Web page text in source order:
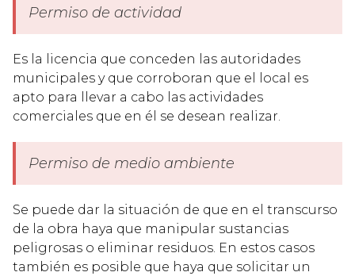
Permiso de actividad
Es la licencia que conceden las autoridades
municipales y que corroboran que el local es
apto para llevar a cabo las actividades
comerciales que en él se desean realizar.
Permiso de medio ambiente
Se puede dar la situación de que en el transcurso
de la obra haya que manipular sustancias
peligrosas o eliminar residuos. En estos casos
también es posible que haya que solicitar un